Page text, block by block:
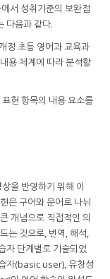
서 성취기준의 보완점
다음과 같다.
정 초등 영어과 교육과
용 체계에 따라 분석할
현 항목의 내용 요소를
을 반영하기 위해 이
은 구어와 문어로 나뉘
개념으로 직접적인 의
는 것으로, 번역, 해석,
자 단계별로 기술되었
자(basic user), 유창성